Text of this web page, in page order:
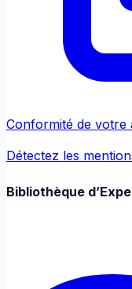
Conformité de votre
Détectez les
Bibliothèque